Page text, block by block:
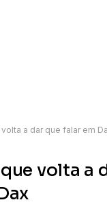
a dar que falar em
volta a